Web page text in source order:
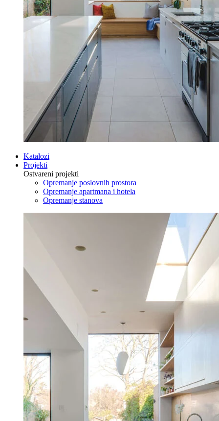
Katalozi
Projekti
Ostvareni projekti
Opremanje poslovnih prostora
Opremanje apartmana i hotela
Opremanje stanova